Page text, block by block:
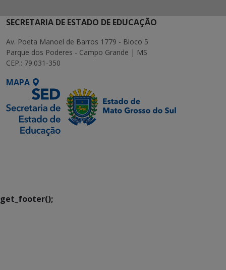
SECRETARIA DE ESTADO DE EDUCAÇÃO
Av. Poeta Manoel de Barros 1779 - Bloco 5
Parque dos Poderes - Campo Grande | MS
CEP.: 79.031-350
MAPA
get_footer();